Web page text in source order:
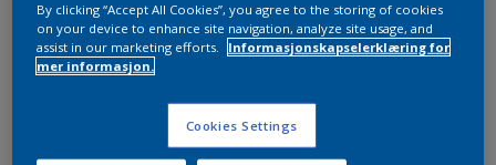
By clicking “Accept All Cookies”, you agree to the storing of cookies
on your device to enhance site navigation, analyze site usage, and
assist in our marketing efforts.
Informasjonskapselerklæring for
mer informasjon.
Cookies Settings